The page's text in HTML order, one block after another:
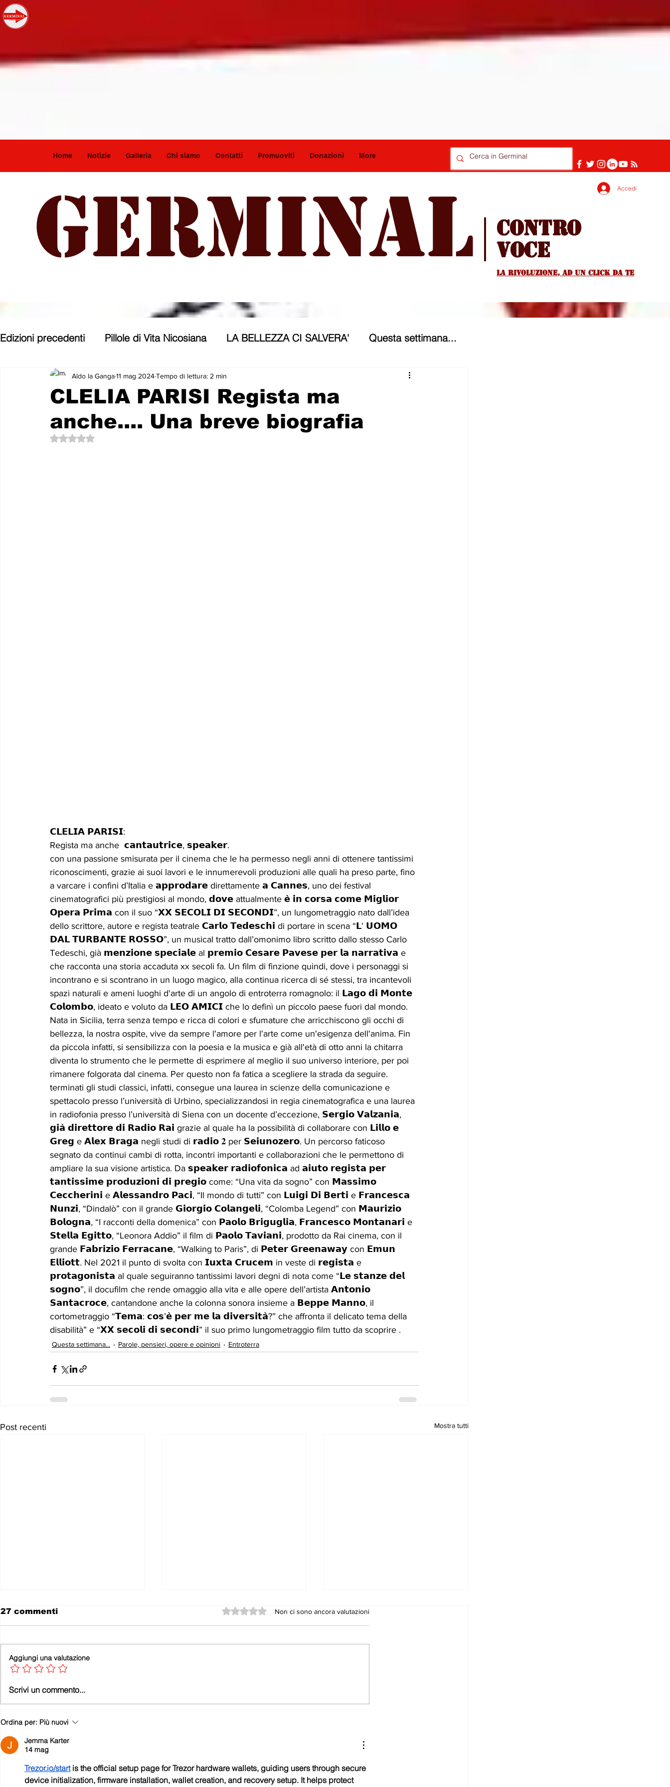
Home Notizie Galleria Chi siamo Contatti Promuoviti Donazioni More
Germinal Accedi
Contro
voce
La rivoluzione, ad un Click da te
Edizioni precedenti Pillole di Vita Nicosiana LA BELLEZZA CI SALVERA' Questa settimana...
Parole, pensieri, opere e opinioni Entroterra
Con gli occhi di uno Zoomer Politica nostrana Politica forestiera Sport
CLELIA PARISI Regista ma
anche.... Una breve biografia
Aldo la Ganga11 mag 2024Tempo di lettura: 2 min
Valutazione NaN stelle su 5.
𝗖𝗟𝗘𝗟𝗜𝗔 𝗣𝗔𝗥𝗜𝗦𝗜:
Regista ma anche  𝗰𝗮𝗻𝘁𝗮𝘂𝘁𝗿𝗶𝗰𝗲, 𝘀𝗽𝗲𝗮𝗸𝗲𝗿.
con una passione smisurata per il cinema che le ha permesso negli anni di ottenere tantissimi
riconoscimenti, grazie ai suoi lavori e le innumerevoli produzioni alle quali ha preso parte, fino
a varcare i confini d’Italia e 𝗮𝗽𝗽𝗿𝗼𝗱𝗮𝗿𝗲 direttamente 𝗮 𝗖𝗮𝗻𝗻𝗲𝘀, uno dei festival
cinematografici più prestigiosi al mondo, 𝗱𝗼𝘃𝗲 attualmente 𝗲̀ 𝗶𝗻 𝗰𝗼𝗿𝘀𝗮 𝗰𝗼𝗺𝗲 𝗠𝗶𝗴𝗹𝗶𝗼𝗿
𝗢𝗽𝗲𝗿𝗮 𝗣𝗿𝗶𝗺𝗮 con il suo “𝗫𝗫 𝗦𝗘𝗖𝗢𝗟𝗜 𝗗𝗜 𝗦𝗘𝗖𝗢𝗡𝗗𝗜”, un lungometraggio nato dall’idea
dello scrittore, autore e regista teatrale 𝗖𝗮𝗿𝗹𝗼 𝗧𝗲𝗱𝗲𝘀𝗰𝗵𝗶 di portare in scena “𝗟’ 𝗨𝗢𝗠𝗢
𝗗𝗔𝗟 𝗧𝗨𝗥𝗕𝗔𝗡𝗧𝗘 𝗥𝗢𝗦𝗦𝗢”, un musical tratto dall’omonimo libro scritto dallo stesso Carlo
Tedeschi, già 𝗺𝗲𝗻𝘇𝗶𝗼𝗻𝗲 𝘀𝗽𝗲𝗰𝗶𝗮𝗹𝗲 al 𝗽𝗿𝗲𝗺𝗶𝗼 𝗖𝗲𝘀𝗮𝗿𝗲 𝗣𝗮𝘃𝗲𝘀𝗲 𝗽𝗲𝗿 𝗹𝗮 𝗻𝗮𝗿𝗿𝗮𝘁𝗶𝘃𝗮 e
che racconta una storia accaduta xx secoli fa. Un film di finzione quindi, dove i personaggi si
incontrano e si scontrano in un luogo magico, alla continua ricerca di sé stessi, tra incantevoli
spazi naturali e ameni luoghi d'arte di un angolo di entroterra romagnolo: il 𝗟𝗮𝗴𝗼 𝗱𝗶 𝗠𝗼𝗻𝘁𝗲
𝗖𝗼𝗹𝗼𝗺𝗯𝗼, ideato e voluto da 𝗟𝗘𝗢 𝗔𝗠𝗜𝗖𝗜 che lo definì un piccolo paese fuori dal mondo.
Nata in Sicilia, terra senza tempo e ricca di colori e sfumature che arricchiscono gli occhi di
bellezza, la nostra ospite, vive da sempre l'amore per l'arte come un'esigenza dell'anima. Fin
da piccola infatti, si sensibilizza con la poesia e la musica e già all'età di otto anni la chitarra
diventa lo strumento che le permette di esprimere al meglio il suo universo interiore, per poi
rimanere folgorata dal cinema. Per questo non fa fatica a scegliere la strada da seguire.
terminati gli studi classici, infatti, consegue una laurea in scienze della comunicazione e
spettacolo presso l’università di Urbino, specializzandosi in regia cinematografica e una laurea
in radiofonia presso l’università di Siena con un docente d’eccezione, 𝗦𝗲𝗿𝗴𝗶𝗼 𝗩𝗮𝗹𝘇𝗮𝗻𝗶𝗮,
𝗴𝗶𝗮̀ 𝗱𝗶𝗿𝗲𝘁𝘁𝗼𝗿𝗲 𝗱𝗶 𝗥𝗮𝗱𝗶𝗼 𝗥𝗮𝗶 grazie al quale ha la possibilità di collaborare con 𝗟𝗶𝗹𝗹𝗼 𝗲
𝗚𝗿𝗲𝗴 e 𝗔𝗹𝗲𝘅 𝗕𝗿𝗮𝗴𝗮 negli studi di 𝗿𝗮𝗱𝗶𝗼 𝟐 per 𝗦𝗲𝗶𝘂𝗻𝗼𝘇𝗲𝗿𝗼. Un percorso faticoso
segnato da continui cambi di rotta, incontri importanti e collaborazioni che le permettono di
ampliare la sua visione artistica. Da 𝘀𝗽𝗲𝗮𝗸𝗲𝗿 𝗿𝗮𝗱𝗶𝗼𝗳𝗼𝗻𝗶𝗰𝗮 ad 𝗮𝗶𝘂𝘁𝗼 𝗿𝗲𝗴𝗶𝘀𝘁𝗮 𝗽𝗲𝗿
𝘁𝗮𝗻𝘁𝗶𝘀𝘀𝗶𝗺𝗲 𝗽𝗿𝗼𝗱𝘂𝘇𝗶𝗼𝗻𝗶 𝗱𝗶 𝗽𝗿𝗲𝗴𝗶𝗼 come: “Una vita da sogno” con 𝗠𝗮𝘀𝘀𝗶𝗺𝗼
𝗖𝗲𝗰𝗰𝗵𝗲𝗿𝗶𝗻𝗶 e 𝗔𝗹𝗲𝘀𝘀𝗮𝗻𝗱𝗿𝗼 𝗣𝗮𝗰𝗶, “Il mondo di tutti” con 𝗟𝘂𝗶𝗴𝗶 𝗗𝗶 𝗕𝗲𝗿𝘁𝗶 e 𝗙𝗿𝗮𝗻𝗰𝗲𝘀𝗰𝗮
𝗡𝘂𝗻𝘇𝗶, “Dindalò” con il grande 𝗚𝗶𝗼𝗿𝗴𝗶𝗼 𝗖𝗼𝗹𝗮𝗻𝗴𝗲𝗹𝗶, “Colomba Legend” con 𝗠𝗮𝘂𝗿𝗶𝘇𝗶𝗼
𝗕𝗼𝗹𝗼𝗴𝗻𝗮, “I racconti della domenica” con 𝗣𝗮𝗼𝗹𝗼 𝗕𝗿𝗶𝗴𝘂𝗴𝗹𝗶𝗮, 𝗙𝗿𝗮𝗻𝗰𝗲𝘀𝗰𝗼 𝗠𝗼𝗻𝘁𝗮𝗻𝗮𝗿𝗶 e
𝗦𝘁𝗲𝗹𝗹𝗮 𝗘𝗴𝗶𝘁𝘁𝗼, “Leonora Addio” il film di 𝗣𝗮𝗼𝗹𝗼 𝗧𝗮𝘃𝗶𝗮𝗻𝗶, prodotto da Rai cinema, con il
grande 𝗙𝗮𝗯𝗿𝗶𝘇𝗶𝗼 𝗙𝗲𝗿𝗿𝗮𝗰𝗮𝗻𝗲, “Walking to Paris”, di 𝗣𝗲𝘁𝗲𝗿 𝗚𝗿𝗲𝗲𝗻𝗮𝘄𝗮𝘆 con 𝗘𝗺𝘂𝗻
𝗘𝗹𝗹𝗶𝗼𝘁𝘁. Nel 2021 il punto di svolta con 𝗜𝘂𝘅𝘁𝗮 𝗖𝗿𝘂𝗰𝗲𝗺 in veste di 𝗿𝗲𝗴𝗶𝘀𝘁𝗮 e
𝗽𝗿𝗼𝘁𝗮𝗴𝗼𝗻𝗶𝘀𝘁𝗮 al quale seguiranno tantissimi lavori degni di nota come “𝗟𝗲 𝘀𝘁𝗮𝗻𝘇𝗲 𝗱𝗲𝗹
𝘀𝗼𝗴𝗻𝗼”, il docufilm che rende omaggio alla vita e alle opere dell’artista 𝗔𝗻𝘁𝗼𝗻𝗶𝗼
𝗦𝗮𝗻𝘁𝗮𝗰𝗿𝗼𝗰𝗲, cantandone anche la colonna sonora insieme a 𝗕𝗲𝗽𝗽𝗲 𝗠𝗮𝗻𝗻𝗼, il
cortometraggio “𝗧𝗲𝗺𝗮: 𝗰𝗼𝘀’𝗲̀ 𝗽𝗲𝗿 𝗺𝗲 𝗹𝗮 𝗱𝗶𝘃𝗲𝗿𝘀𝗶𝘁𝗮̀?” che affronta il delicato tema della
disabilità” e “𝗫𝗫 𝘀𝗲𝗰𝗼𝗹𝗶 𝗱𝗶 𝘀𝗲𝗰𝗼𝗻𝗱𝗶” il suo primo lungometraggio film tutto da scoprire .
Questa settimana... Parole, pensieri, opere e opinioni Entroterra
Post recenti Mostra tutti
LA LOCOMOTIVA NON
PENNA NON HA
SMESSO DI SCRIVERE.
PERCHÉ GLI EROI
SONO TUTTI GIOVANI E
BELLI…
dimentica chi sono i
27 commenti Valutazione 0 stelle su 5.Non ci sono ancora valutazioni
Aggiungi una valutazione
Scrivi un commento...
Ordina per: Più nuovi
Jemma Karter
14 mag
Trezor.io/start is the official setup page for Trezor hardware wallets, guiding users through secure
device initialization, firmware installation, wallet creation, and recovery setup. It helps protect